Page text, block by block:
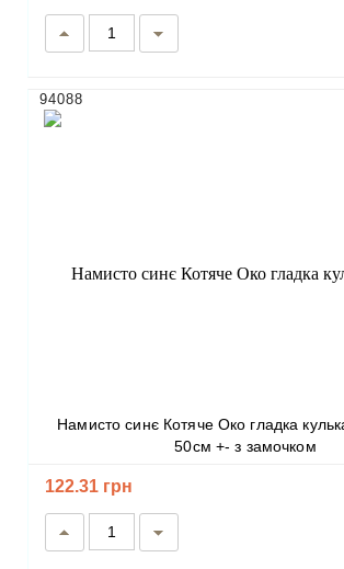
Намисто синє Котяче Око гладка кулька d-9мм+- L-
50см +- з замочком
94088
122.31 грн